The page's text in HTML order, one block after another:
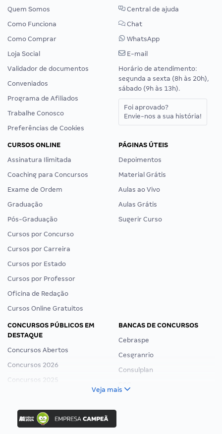
Quem Somos
Como Funciona
Como Comprar
Loja Social
Validador de documentos
Conveniados
Programa de Afiliados
Trabalhe Conosco
Preferências de Cookies
Central de ajuda
Chat
WhatsApp
E-mail
Horário de atendimento:
segunda a sexta (8h às 20h),
sábado (9h às 13h).
Foi aprovado?
Envie-nos a sua história!
CURSOS ONLINE
Assinatura Ilimitada
Coaching para Concursos
Exame de Ordem
Graduação
Pós-Graduação
Cursos por Concurso
Cursos por Carreira
Cursos por Estado
Cursos por Professor
Oficina de Redação
Cursos Online Gratuitos
PÁGINAS ÚTEIS
Depoimentos
Material Grátis
Aulas ao Vivo
Aulas Grátis
Sugerir Curso
CONCURSOS PÚBLICOS EM
DESTAQUE
Concursos Abertos
Concursos 2026
Concursos 2025
Concurso Nacional Unificado
Concurso Ibama
Concurso MPU
BANCAS DE CONCURSOS
Cebraspe
Cesgranrio
Consulplan
Veja mais